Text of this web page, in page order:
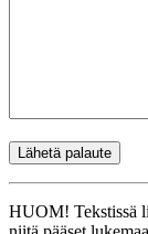
HUOM! Tekstissä